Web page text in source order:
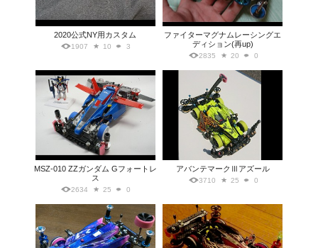
2020公式NY用カスタム
1907 10 3
ファイターマグナムレーシングエ
ディション(再up)
2835 20 0
MSZ-010 ZZガンダム Gフォートレ
ス
2634 25 0
アバンテマークⅢアズール
3710 25 0